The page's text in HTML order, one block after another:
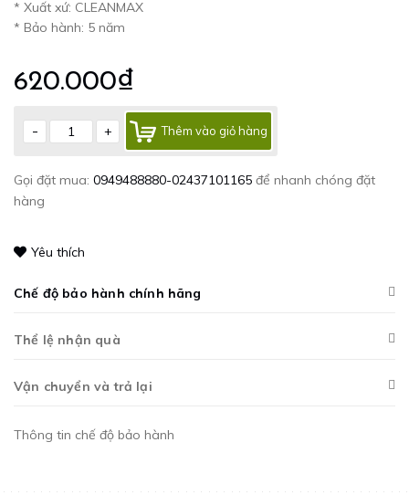
* Xuất xứ: CLEANMAX
* Bảo hành: 5 năm
620.000₫
- + Thêm vào giỏ hàng
Gọi đặt mua: 0949488880-02437101165 để nhanh chóng đặt
hàng
Yêu thích
Chế độ bảo hành chính hãng
Thể lệ nhận quà
Vận chuyển và trả lại
Thông tin chế độ bảo hành